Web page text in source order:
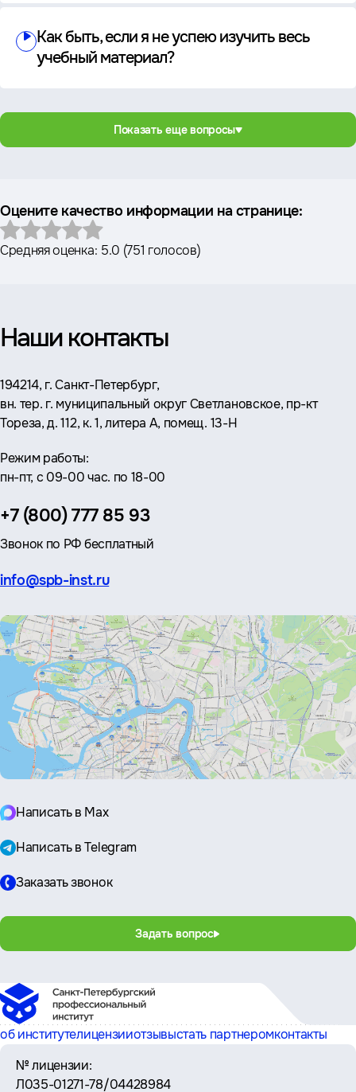
Как быть, если я не успею изучить весь
учебный материал?
Показать еще вопросы
Оцените качество информации на странице:
Средняя оценка: 5.0 (751 голосов)
Наши контакты
Адрес:
194214, г. Санкт-Петербург,
вн. тер. г. муниципальный округ Светлановское, пр-кт
Тореза, д. 112, к. 1, литера А, помещ. 13-Н
Режим работы:
пн-пт, с 09-00 час. по 18-00
Телефон:
+7 (800) 777 85 93
Звонок по РФ бесплатный
Эл.
info@spb-inst.ru
Написать в Max
Написать в Telegram
Заказать звонок
Задать вопрос
об институтелицензииотзывыстать партнеромконтакты
№ лицензии:
Л035-01271-78/04428984